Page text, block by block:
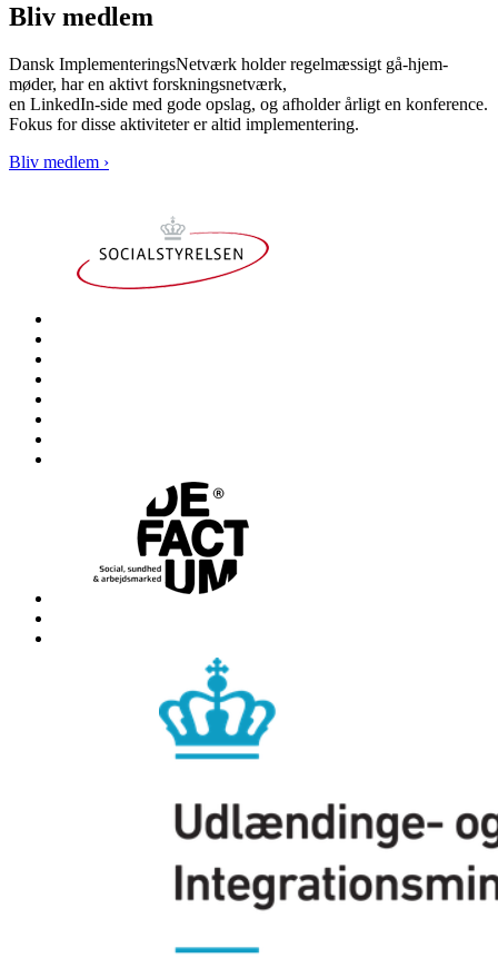
Bliv medlem
Dansk ImplementeringsNetværk holder regelmæssigt gå-hjem-
møder, har en aktivt forskningsnetværk,
en LinkedIn-side med gode opslag, og afholder årligt en konference.
Fokus for disse aktiviteter er altid implementering.
Bliv medlem ›